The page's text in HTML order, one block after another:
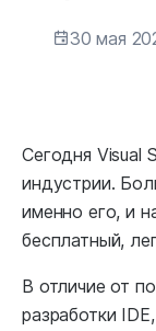
30 мая
Сегодня Visual
индустрии.
именно его, и
бесплатный,
В отличие от
разработки